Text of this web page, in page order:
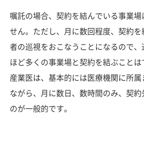
嘱託の場合、契約を結んでいる事業場
せん。ただし、月に数回程度、契約を
者の巡視をおこなうことになるので、
ほど多くの事業場と契約を結ぶこと
産業医は、基本的には医療機関に所属
ながら、月に数日、数時間のみ、契約
のが一般的です。